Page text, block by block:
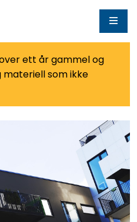
ett år gammel og
materiell som ikke